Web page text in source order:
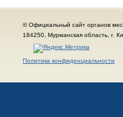
© Официальный сайт органов
184250, Мурманская область, г.
Политика конфиденциальности